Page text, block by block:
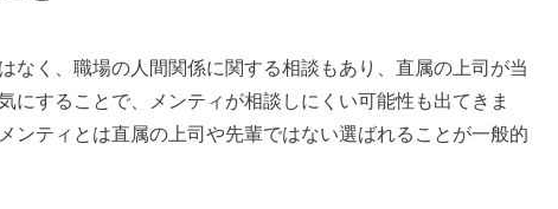
なく、職場の人間関係に関する相談もあり、直属の上司が当
にすることで、メンティが相談しにくい可能性も出てきま
ンティとは直属の上司や先輩ではない選ばれることが一般的